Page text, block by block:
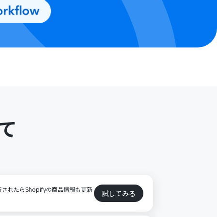
れたらShopifyの商品情報も更新 試してみる